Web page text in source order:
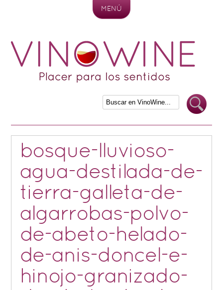
MENÚ
bosque-lluvioso-
agua-destilada-de-
tierra-galleta-de-
algarrobas-polvo-
de-abeto-helado-
de-anis-doncel-e-
hinojo-granizado-